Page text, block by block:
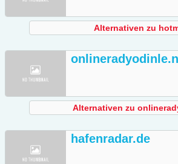
Alternativen zu
onlineradyodinle.n
Alternativen zu
hafenradar.de